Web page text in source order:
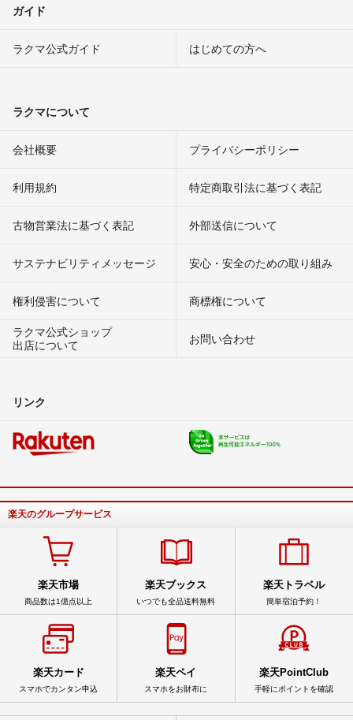
ガイド
ラクマ公式ガイド はじめての方へ
ラクマについて
会社概要 プライバシーポリシー
利用規約 特定商取引法に基づく表記
古物営業法に基づく表記 外部送信について
サステナビリティメッセージ 安心・安全のための取り組み
権利侵害について
商標権について
ラクマ公式ショップ
出店について
お問い合わせ
リンク
楽天のグループサービス
楽天市場
商品数は1億点以上
楽天ブックス
いつでも全品送料無料
楽天トラベル
簡単宿泊予約！
楽天カード
スマホでカンタン申込
楽天ペイ
スマホをお財布に
楽天PointClub
手軽にポイントを確認